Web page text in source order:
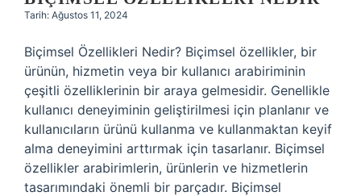
Tarih: Ağustos 11, 2024
Biçimsel Özellikleri Nedir? Biçimsel özellikler, bir
ürünün, hizmetin veya bir kullanıcı arabiriminin
çeşitli özelliklerinin bir araya gelmesidir. Genellikle
kullanıcı deneyiminin geliştirilmesi için planlanır ve
kullanıcıların ürünü kullanma ve kullanmaktan keyif
alma deneyimini arttırmak için tasarlanır. Biçimsel
özellikler arabirimlerin, ürünlerin ve hizmetlerin
tasarımındaki önemli bir parçadır. Biçimsel